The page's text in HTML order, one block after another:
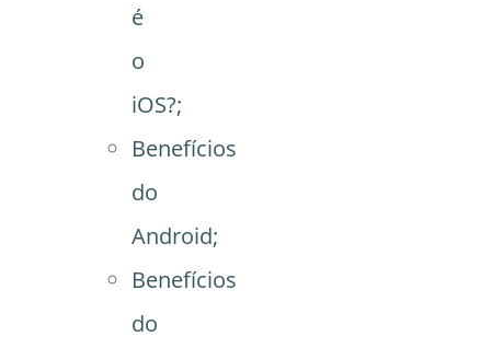
é
o
iOS?;
Benefícios
do
Android;
Benefícios
do